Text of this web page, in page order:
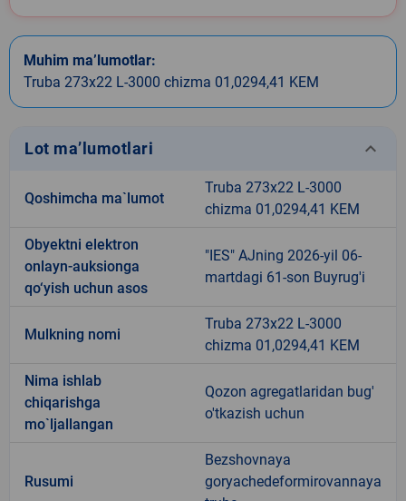
Muhim ma’lumotlar:
Truba 273x22 L-3000 chizma 01,0294,41 KEM
Lot ma’lumotlari keyboard_arrow_down
Qoshimcha ma`lumot
Truba 273x22 L-3000
chizma 01,0294,41 KEM
Obyektni elektron
onlayn-auksionga
qo‘yish uchun asos
"IES" AJning 2026-yil 06-
martdagi 61-son Buyrug'i
Mulkning nomi
Truba 273x22 L-3000
chizma 01,0294,41 KEM
Nima ishlab
chiqarishga
mo`ljallangan
Qozon agregatlaridan bug'
o'tkazish uchun
Rusumi
Bezshovnaya
goryachedeformirovannaya